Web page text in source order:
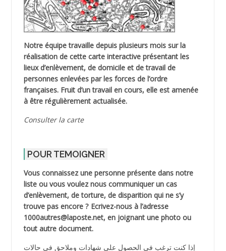
Notre équipe travaille depuis plusieurs mois sur la
réalisation de cette carte interactive présentant les
lieux d’enlèvement, de domicile et de travail de
personnes enlevées par les forces de l’ordre
françaises. Fruit d’un travail en cours, elle est amenée
à être régulièrement actualisée.
Consulter la carte
POUR TEMOIGNER
Vous connaissez une personne présente dans notre
liste ou vous voulez nous communiquer un cas
d’enlèvement, de torture, de disparition qui ne s’y
trouve pas encore ? Ecrivez-nous à l’adresse
1000autres@laposte.net, en joignant une photo ou
tout autre document.
إذا كنت ترغب في الحصول على شهادات وملاحق في حالات